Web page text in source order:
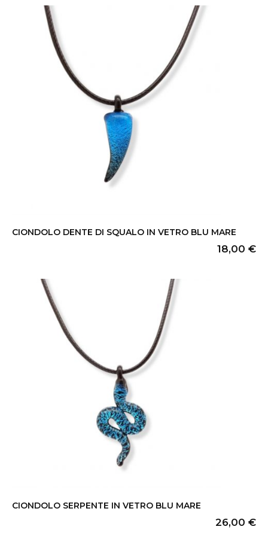
CIONDOLO DENTE DI SQUALO IN VETRO BLU MARE
18,00 €
CIONDOLO SERPENTE IN VETRO BLU MARE
26,00 €